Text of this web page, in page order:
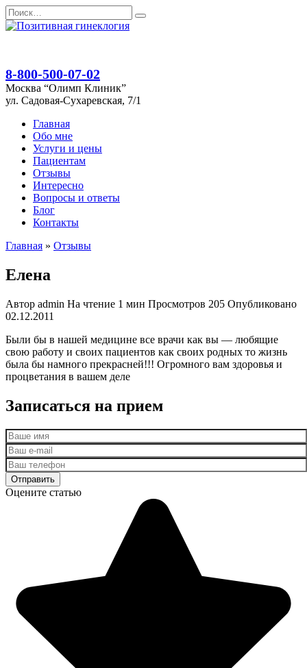
Перейти
к
Search
for:
8-800-500-07-02
Москва “Олимп Клиник”
ул. Садовая-Сухаревская, 7/1
Главная
Обо мне
Услуги и цены
Пациентам
Отзывы
Интересно
Вопросы и ответы
Блог
Контакты
Главная » Отзывы
Елена
Автор admin На чтение 1 мин Просмотров 205 Опубликовано
02.12.2011
Были бы в нашей медицине все врачи как вы — любящие
свою работу и своих пациентов как своих родных то жизнь
была бы намного прекрасней!!! Огромного вам здоровья и
процветания в вашем деле
Записаться на прием
Оцените статью